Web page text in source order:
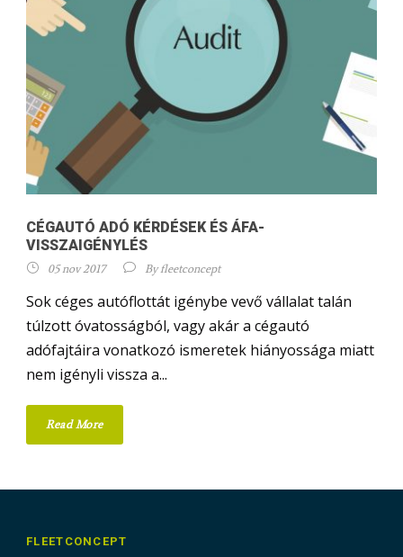
CÉGAUTÓ ADÓ KÉRDÉSEK ÉS ÁFA-
VISSZAIGÉNYLÉS
05 nov 2017 Byfleetconcept
Sok céges autóflottát igénybe vevő vállalat talán
túlzott óvatosságból, vagy akár a cégautó
adófajtáira vonatkozó ismeretek hiányossága miatt
nem igényli vissza a...
Read More
FLEETCONCEPT